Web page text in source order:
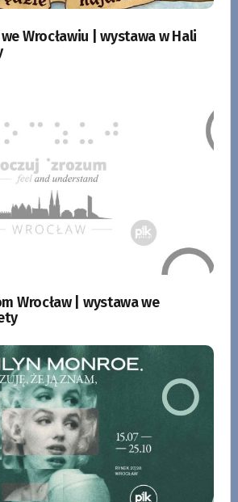
Wrocławiu | wystawa w Hali
Wrocław | wystawa we